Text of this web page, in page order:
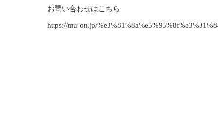
お問い合わせはこちら
https://mu-on.jp/